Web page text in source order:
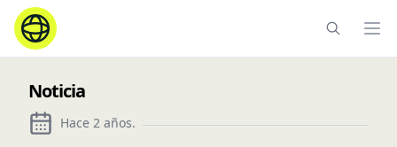
Noticia
Hace 2 años.